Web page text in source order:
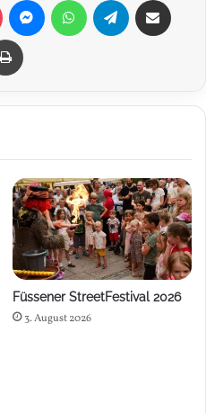
Drucken
Füssener StreetFestival 2026
3. August 2026